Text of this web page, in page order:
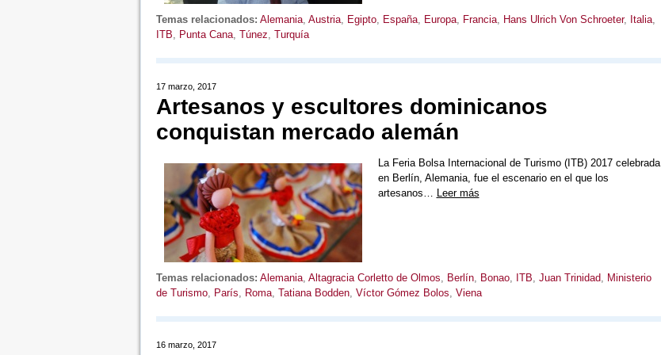
Temas relacionados: Alemania, Austria, Egipto, España, Europa, Francia, Hans Ulrich Von Schroeter, Italia,
ITB
Punta Cana, Túnez Turquía
17 marzo, 2017
Artesanos y escultores dominicanos
conquistan mercado alemán
La Feria Bolsa Internacional de Turismo (ITB) 2017 celebrada
en Berlín, Alemania, fue el escenario en el que los
artesanos…
Leer más
Temas relacionados: Alemania, Altagracia Corletto de Olmos Berlín, Bonao, ITB Juan Trinidad
Ministerio
de Turismo, París Roma, Tatiana Bodden, Víctor Gómez Bolos Viena
16 marzo, 2017